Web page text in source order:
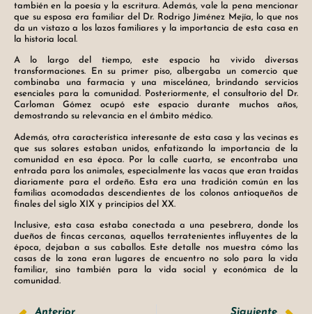
también en la poesía y la escritura. Además, vale la pena mencionar
que su esposa era familiar del Dr. Rodrigo Jiménez Mejía, lo que nos
da un vistazo a los lazos familiares y la importancia de esta casa en
la historia local.
A lo largo del tiempo, este espacio ha vivido diversas
transformaciones. En su primer piso, albergaba un comercio que
combinaba una farmacia y una miscelánea, brindando servicios
esenciales para la comunidad. Posteriormente, el consultorio del Dr.
Carloman Gómez ocupó este espacio durante muchos años,
demostrando su relevancia en el ámbito médico.
Además, otra característica interesante de esta casa y las vecinas es
que sus solares estaban unidos, enfatizando la importancia de la
comunidad en esa época. Por la calle cuarta, se encontraba una
entrada para los animales, especialmente las vacas que eran traídas
diariamente para el ordeño. Esta era una tradición común en las
familias acomodadas descendientes de los colonos antioqueños de
finales del siglo XIX y principios del XX.
Inclusive, esta casa estaba conectada a una pesebrera, donde los
dueños de fincas cercanas, aquellos terratenientes influyentes de la
época, dejaban a sus caballos. Este detalle nos muestra cómo las
casas de la zona eran lugares de encuentro no solo para la vida
familiar, sino también para la vida social y económica de la
comunidad.
Anterior Siguiente